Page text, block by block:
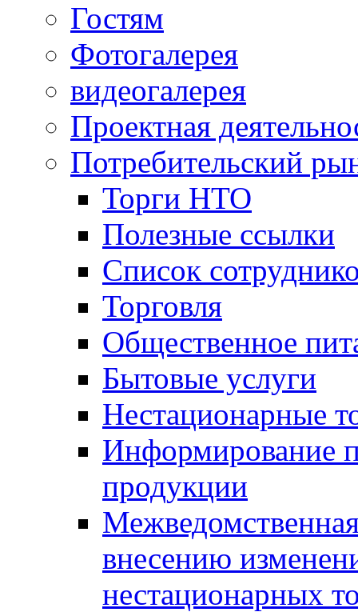
Гостям
Фотогалерея
видеогалерея
Проектная
Потребительский
Торги НТО
Полезные ссылки
Список
Торговля
Общественное
Бытовые услуги
Нестационарные
Информирование
продукции
внесению
нестационарных